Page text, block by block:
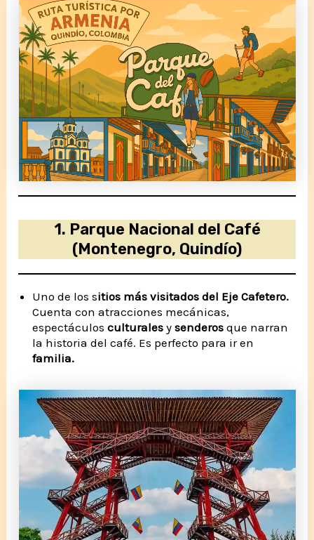
1. Parque Nacional del Café
(Montenegro, Quindío)
Uno de los sitios más visitados del Eje Cafetero.
Cuenta con atracciones mecánicas,
espectáculosculturales ysenderosque narran
la historia del café. Es perfecto para ir en
familia.